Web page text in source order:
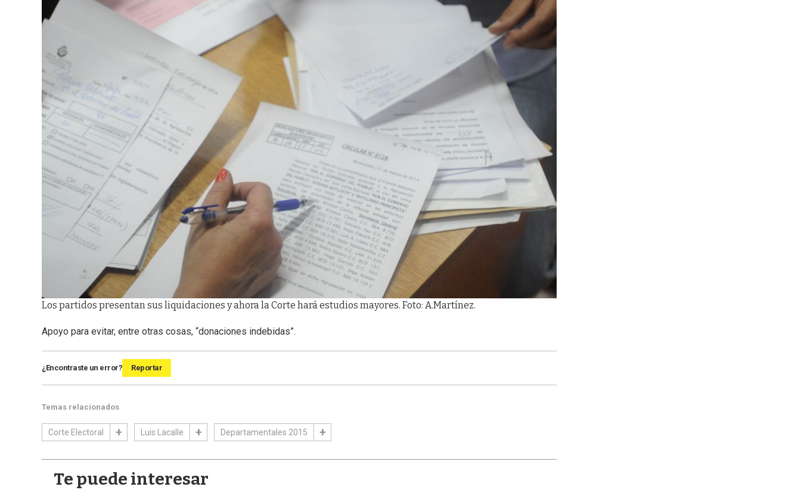
Los partidos presentan sus liquidaciones y ahora la Corte hará estudios mayores. Foto: A.Martínez.
Apoyo para evitar, entre otras cosas, “donaciones indebidas”.
¿Encontraste un error? Reportar
Temas relacionados
Corte Electoral Luis Lacalle Departamentales 2015
Te puede interesar